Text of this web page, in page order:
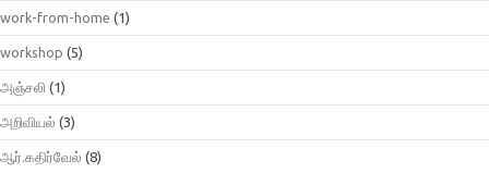
work-from-home (1)
workshop (5)
அஞ்சலி (1)
அறிவியல் (3)
ஆர்.கதிர்வேல் (8)